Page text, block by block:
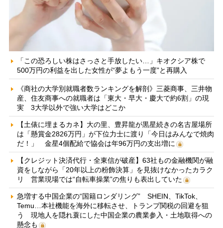
「この恐ろしい株はさっさと手放したい…」キオクシア株で
500万円の利益を出した女性が“夢よもう一度”と再購入
《商社の大学別就職者数ランキングを解剖》三菱商事、三井物
産、住友商事への就職者は「東大・早大・慶大で約6割」の現
実 3大学以外で強い大学はどこか
【土俵に埋まるカネ】大の里、豊昇龍が黒星続きの名古屋場所
は「懸賞金2826万円」が下位力士に渡り「今日はみんなで焼肉
だ！」 金星4個配給で協会は年96万円の支出増に
【クレジット決済代行・全東信が破産】63社もの金融機関が融
資をしながら「20年以上の粉飾決算」を見抜けなかったカラク
リ 営業現場では“自転車操業”の焦りも表出していた
急増する中国企業の“国籍ロンダリング” SHEIN、TikTok、
Temu…本社機能を海外に移転させ、トランプ関税の回避を狙
う 現地人を隠れ蓑にした中国企業の農業参入・土地取得への
懸念も